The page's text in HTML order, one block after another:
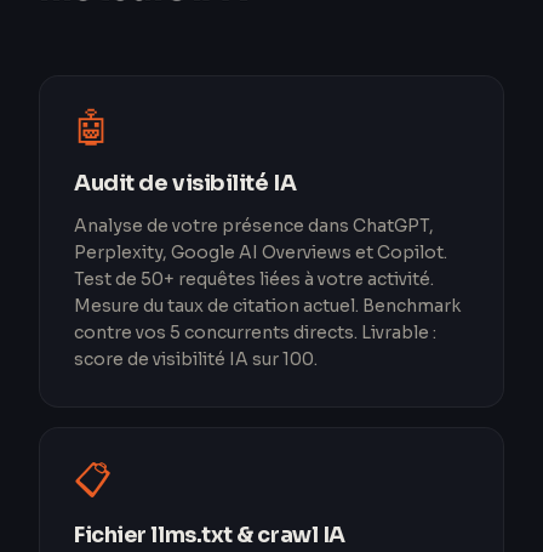
🤖
Audit de visibilité IA
Analyse de votre présence dans ChatGPT,
Perplexity, Google AI Overviews et Copilot.
Test de 50+ requêtes liées à votre activité.
Mesure du taux de citation actuel. Benchmark
contre vos 5 concurrents directs. Livrable :
score de visibilité IA sur 100.
📋
Fichier llms.txt & crawl IA